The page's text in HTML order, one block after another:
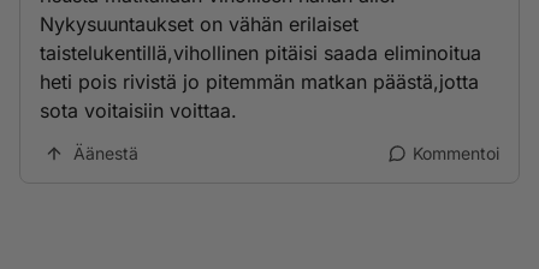
Nykysuuntaukset on vähän erilaiset
taistelukentillä,vihollinen pitäisi saada eliminoitua
heti pois rivistä jo pitemmän matkan päästä,jotta
sota voitaisiin voittaa.
Äänestä Kommentoi